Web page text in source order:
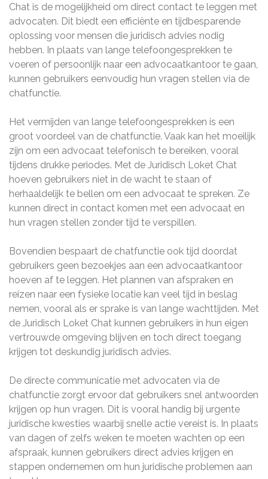
Chat is de mogelijkheid om direct contact te leggen met
advocaten. Dit biedt een efficiënte en tijdbesparende
oplossing voor mensen die juridisch advies nodig
hebben. In plaats van lange telefoongesprekken te
voeren of persoonlijk naar een advocaatkantoor te gaan,
kunnen gebruikers eenvoudig hun vragen stellen via de
chatfunctie.
Het vermijden van lange telefoongesprekken is een
groot voordeel van de chatfunctie. Vaak kan het moeilijk
zijn om een advocaat telefonisch te bereiken, vooral
tijdens drukke periodes. Met de Juridisch Loket Chat
hoeven gebruikers niet in de wacht te staan of
herhaaldelijk te bellen om een advocaat te spreken. Ze
kunnen direct in contact komen met een advocaat en
hun vragen stellen zonder tijd te verspillen.
Bovendien bespaart de chatfunctie ook tijd doordat
gebruikers geen bezoekjes aan een advocaatkantoor
hoeven af te leggen. Het plannen van afspraken en
reizen naar een fysieke locatie kan veel tijd in beslag
nemen, vooral als er sprake is van lange wachttijden. Met
de Juridisch Loket Chat kunnen gebruikers in hun eigen
vertrouwde omgeving blijven en toch direct toegang
krijgen tot deskundig juridisch advies.
De directe communicatie met advocaten via de
chatfunctie zorgt ervoor dat gebruikers snel antwoorden
krijgen op hun vragen. Dit is vooral handig bij urgente
juridische kwesties waarbij snelle actie vereist is. In plaats
van dagen of zelfs weken te moeten wachten op een
afspraak, kunnen gebruikers direct advies krijgen en
stappen ondernemen om hun juridische problemen aan